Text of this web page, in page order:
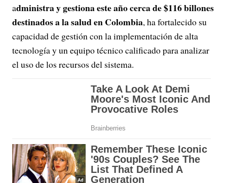
administra y gestiona este año cerca de $116 billones
destinados a la salud en Colombia, ha fortalecido su
capacidad de gestión con la implementación de alta
tecnología y un equipo técnico calificado para analizar
el uso de los recursos del sistema.